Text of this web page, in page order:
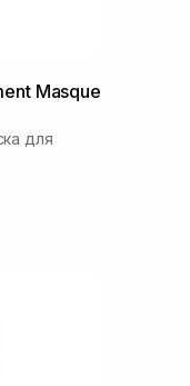
Masque
для